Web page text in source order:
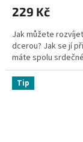
229 Kč
Jak můžete
dcerou? Jak se jí
máte spolu
Tip